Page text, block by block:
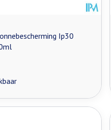
Ip30